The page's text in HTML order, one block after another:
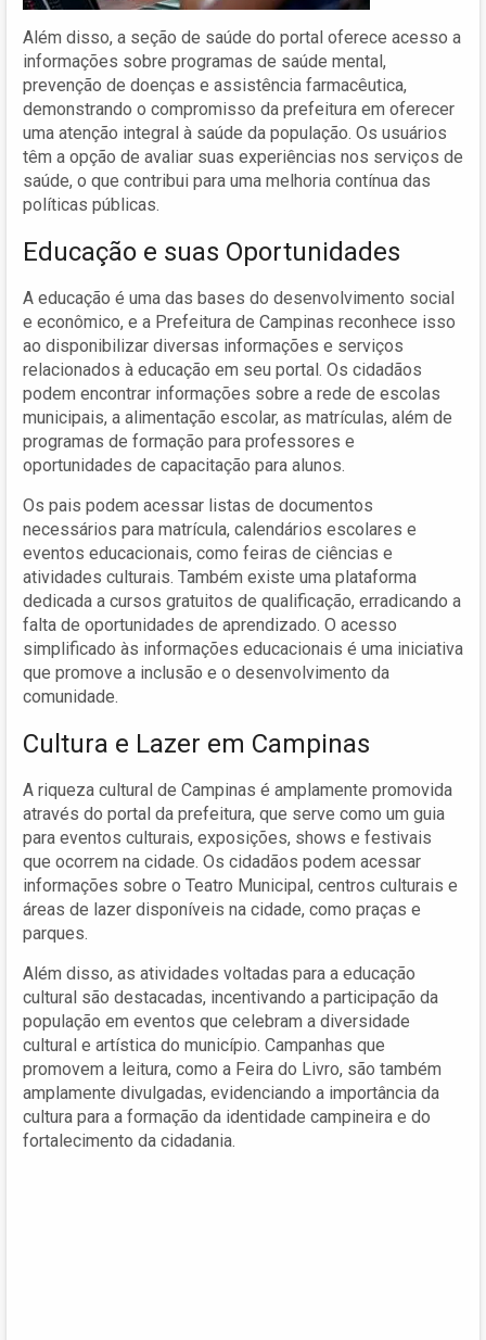
Além disso, a seção de saúde do portal oferece acesso a
informações sobre programas de saúde mental,
prevenção de doenças e assistência farmacêutica,
demonstrando o compromisso da prefeitura em oferecer
uma atenção integral à saúde da população. Os usuários
têm a opção de avaliar suas experiências nos serviços de
saúde, o que contribui para uma melhoria contínua das
políticas públicas.
Educação e suas Oportunidades
A educação é uma das bases do desenvolvimento social
e econômico, e a Prefeitura de Campinas reconhece isso
ao disponibilizar diversas informações e serviços
relacionados à educação em seu portal. Os cidadãos
podem encontrar informações sobre a rede de escolas
municipais, a alimentação escolar, as matrículas, além de
programas de formação para professores e
oportunidades de capacitação para alunos.
Os pais podem acessar listas de documentos
necessários para matrícula, calendários escolares e
eventos educacionais, como feiras de ciências e
atividades culturais. Também existe uma plataforma
dedicada a cursos gratuitos de qualificação, erradicando a
falta de oportunidades de aprendizado. O acesso
simplificado às informações educacionais é uma iniciativa
que promove a inclusão e o desenvolvimento da
comunidade.
Cultura e Lazer em Campinas
A riqueza cultural de Campinas é amplamente promovida
através do portal da prefeitura, que serve como um guia
para eventos culturais, exposições, shows e festivais
que ocorrem na cidade. Os cidadãos podem acessar
informações sobre o Teatro Municipal, centros culturais e
áreas de lazer disponíveis na cidade, como praças e
parques.
Além disso, as atividades voltadas para a educação
cultural são destacadas, incentivando a participação da
população em eventos que celebram a diversidade
cultural e artística do município. Campanhas que
promovem a leitura, como a Feira do Livro, são também
amplamente divulgadas, evidenciando a importância da
cultura para a formação da identidade campineira e do
fortalecimento da cidadania.